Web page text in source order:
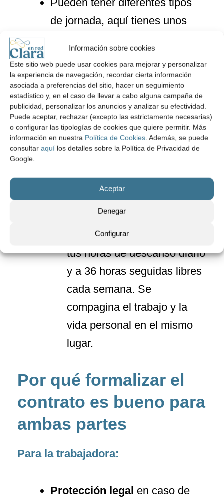
Información sobre cookies
Este sitio web puede usar cookies para mejorar y personalizar
la experiencia de navegación, recordar cierta información
asociada a preferencias del sitio, hacer un seguimiento
estadístico y, en el caso de llevar a cabo alguna campaña de
publicidad, personalizar los anuncios y analizar su efectividad.
Puede aceptar, rechazar (excepto las estrictamente necesarias)
o configurar las tipologías de cookies que quiere permitir. Más
información en nuestra Política de Cookies. Además, se puede
consultar aquí los detalles sobre la Política de Privacidad de
Google.
Aceptar
Denegar
Configurar
Pueden tener diferentes tipos
de jornada, aquí tienes unos
Completa:40 horas a la
semana, de lunes a viernes
de 9:00 a 17:00.
Parcial:20 horas a la
semana, de 10:00 a 14:00.
semanales, pero además
estás disponible para
atender urgencias fuera de
tu horario. Tienes derecho a
tus horas de descanso diario
y a 36 horas seguidas libres
cada semana. Se
compagina el trabajo y la
vida personal en el mismo
lugar.
Por qué formalizar el
contrato es bueno para
ambas partes
Para la trabajadora:
Protección legal en caso de